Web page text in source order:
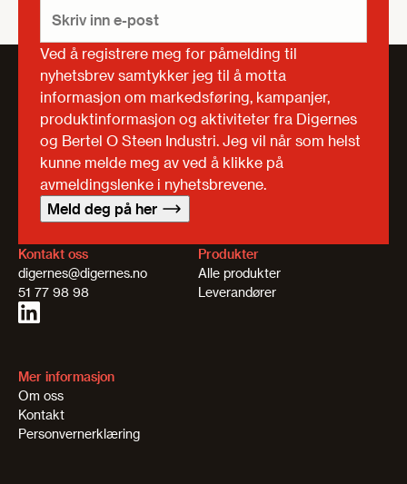
Ved å registrere meg for påmelding til
nyhetsbrev samtykker jeg til å motta
informasjon om markedsføring, kampanjer,
produktinformasjon og aktiviteter fra Digernes
og Bertel O Steen Industri. Jeg vil når som helst
kunne melde meg av ved å klikke på
avmeldingslenke i nyhetsbrevene.
Meld deg på her
Kontakt oss
digernes@digernes.no
51 77 98 98
Produkter
Alle produkter
Leverandører
Mer informasjon
Om oss
Kontakt
Personvernerklæring